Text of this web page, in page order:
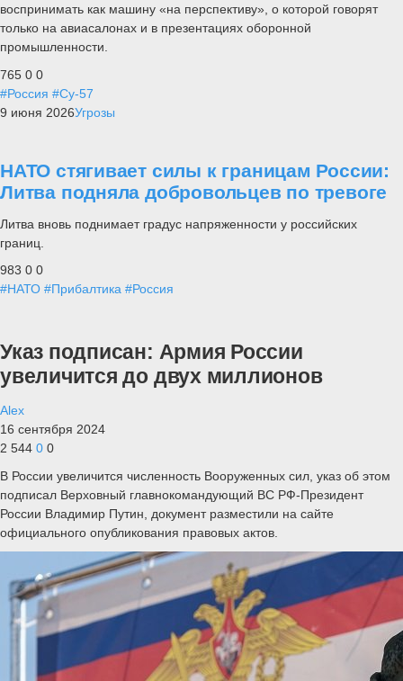
воспринимать как машину «на перспективу», о которой говорят
только на авиасалонах и в презентациях оборонной
промышленности.
765 0 0
#Россия #Су-57
9 июня 2026Угрозы
НАТО стягивает силы к границам России:
Литва подняла добровольцев по тревоге
Литва вновь поднимает градус напряженности у российских
границ.
983 0 0
#НАТО #Прибалтика #Россия
Указ подписан: Армия России
увеличится до двух миллионов
Alex
16 сентября 2024
2 544 0 0
В России увеличится численность Вооруженных сил, указ об этом
подписал Верховный главнокомандующий ВС РФ-Президент
России Владимир Путин, документ разместили на сайте
официального опубликования правовых актов.